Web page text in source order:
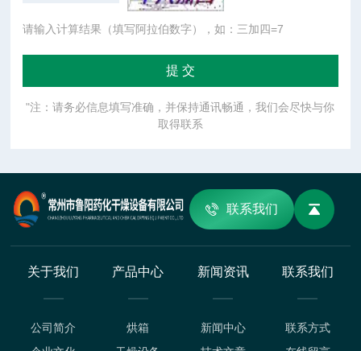
请输入计算结果（填写阿拉伯数字），如：三加四=7
"注：请务必信息填写准确，并保持通讯畅通，我们会尽快与你
取得联系
联系我们
关于我们
公司简介
产品中心
烘箱
新闻资讯
新闻中心
联系我们
联系方式